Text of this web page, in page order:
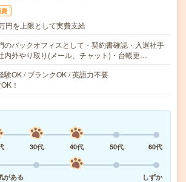
円を上限として実費支給
のバックオフィスとして・契約書確認・入退社手
内外やり取り(メール、チャット)・台帳更…
験OK / ブランクOK / 英語力不要
！
30代 40代 50代
60代
がある
しずか